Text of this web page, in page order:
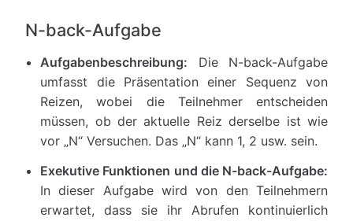
N-back-Aufgabe
Aufgabenbeschreibung: Die N-back-Aufgabe
umfasst die Präsentation einer Sequenz von
Reizen, wobei die Teilnehmer entscheiden
müssen, ob der aktuelle Reiz derselbe ist wie
vor „N“ Versuchen. Das „N“ kann 1, 2 usw. sein.
Exekutive Funktionen und die N-back-Aufgabe:
In dieser Aufgabe wird von den Teilnehmern
erwartet, dass sie ihr Abrufen kontinuierlich